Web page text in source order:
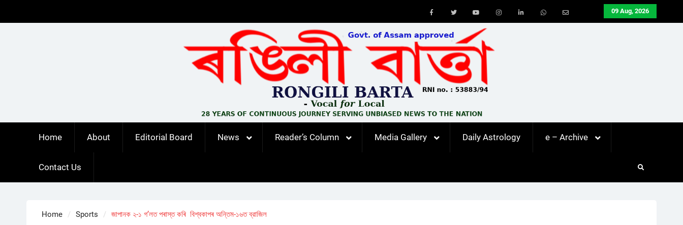
09 Aug, 2026
Youtube
Home About Editorial Board News Reader’s Column Media Gallery Daily Astrology e – Archive
Contact Us
Home Sports জাপানক ২-১ গ’লত পৰাস্ত কৰি বিশ্বকাপৰ অন্তিম-১৬ত ব্রাজিল